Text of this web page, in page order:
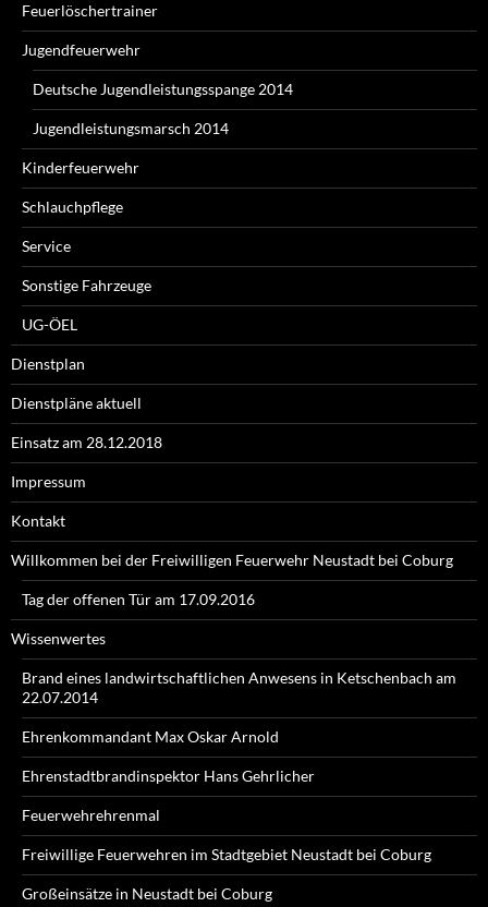
Feuerlöschertrainer
Jugendfeuerwehr
Deutsche Jugendleistungsspange 2014
Jugendleistungsmarsch 2014
Kinderfeuerwehr
Schlauchpflege
Service
Sonstige Fahrzeuge
UG-ÖEL
Dienstplan
Dienstpläne aktuell
Einsatz am 28.12.2018
Impressum
Kontakt
Willkommen bei der Freiwilligen Feuerwehr Neustadt bei Coburg
Tag der offenen Tür am 17.09.2016
Wissenwertes
Brand eines landwirtschaftlichen Anwesens in Ketschenbach am
22.07.2014
Ehrenkommandant Max Oskar Arnold
Ehrenstadtbrandinspektor Hans Gehrlicher
Feuerwehrehrenmal
Freiwillige Feuerwehren im Stadtgebiet Neustadt bei Coburg
Großeinsätze in Neustadt bei Coburg